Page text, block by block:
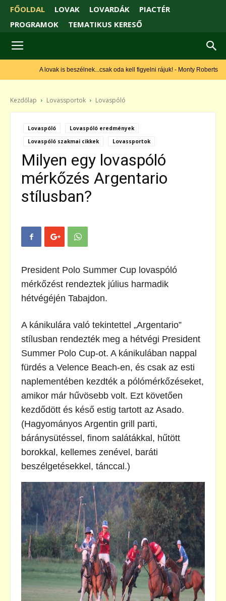
FŐOLDAL LOVAK LOVARDÁK
PIACTÉR
PROGRAMOK
TEMATIKUS KERESŐ
A lovak is beszélnek...csak oda kell figyelni rájuk! - Monty Roberts
Kezdőlap Lovassportok Lovaspóló
Lovaspóló
Lovaspóló eredmények
Lovaspóló szakmai cikkek
Lovassportok
Milyen egy lovaspóló
mérkőzés Argentario
stílusban?
President Polo Summer Cup lovaspóló
mérkőzést rendeztek július harmadik
hétvégéjén Tabajdon.
A kánikulára való tekintettel „Argentario”
stílusban rendezték meg a hétvégi President
Summer Polo Cup-ot. A kánikulában nappal
fürdés a Velence Beach-en, és csak az esti
naplementében kezdték a pólómérkőzéseket,
amikor már hűvösebb volt. Ezt követően
kezdődött és késő estig tartott az Asado.
(Hagyományos Argentin grill parti,
báránysütéssel, finom salátákkal, hűtött
borokkal, kellemes zenével, baráti
beszélgetésekkel, tánccal.)